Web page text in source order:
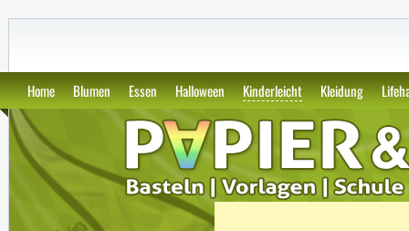
Home Blumen Essen Halloween Kinderleicht Kleidung